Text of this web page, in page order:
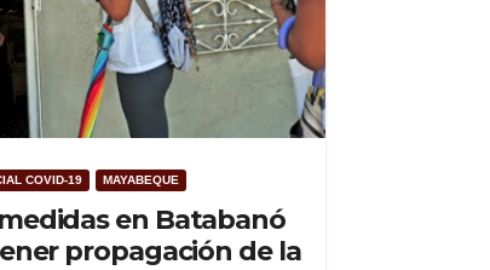
COVID-19 MAYABEQUE
en Batabanó
propagación de la